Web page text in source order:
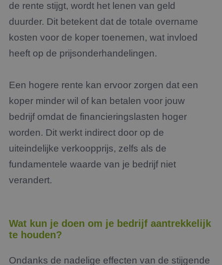
de rente stijgt, wordt het lenen van geld
duurder. Dit betekent dat de totale overname
kosten voor de koper toenemen, wat invloed
heeft op de prijsonderhandelingen.
Een hogere rente kan ervoor zorgen dat een
koper minder wil of kan betalen voor jouw
bedrijf omdat de financieringslasten hoger
worden. Dit werkt indirect door op de
uiteindelijke verkoopprijs, zelfs als de
fundamentele waarde van je bedrijf niet
verandert.
Wat kun je doen om je bedrijf aantrekkelijk
te houden?
Ondanks de nadelige effecten van de stijgende